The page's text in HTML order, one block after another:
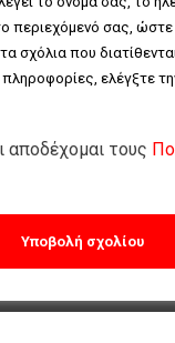
περιεχόμενό σας,
σχόλια που
ελέγξτε
αποδέχομαι τους